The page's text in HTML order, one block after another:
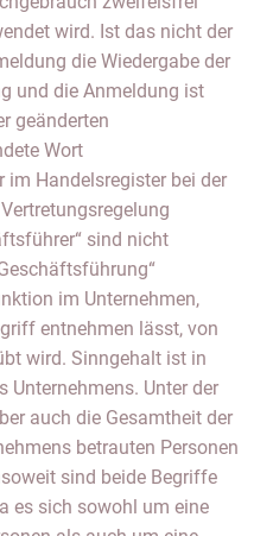
wird. Ist das nicht der
die Wiedergabe der
und die Anmeldung ist
geänderten
Wort
im Handelsregister bei der
sind nicht
im Unternehmen,
entnehmen lässt, von
wird. Sinngehalt ist in
Unternehmens. Unter der
auch die Gesamtheit der
betrauten Personen
sind beide Begriffe
es sich sowohl um eine